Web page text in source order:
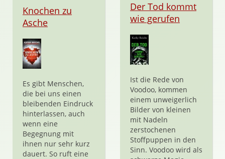
Knochen zu
Asche
Es gibt Menschen,
die bei uns einen
bleibenden Eindruck
hinterlassen, auch
wenn eine
Begegnung mit
ihnen nur sehr kurz
dauert. So ruft eine
Der Tod kommt
wie gerufen
Ist die Rede von
Voodoo, kommen
einem unweigerlich
Bilder von kleinen
mit Nadeln
zerstochenen
Stoffpuppen in den
Sinn. Voodoo wird als